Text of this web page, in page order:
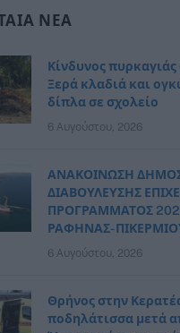
ΝΈΑ
Κίνδυνος
Ξερά κλαδιά και
δίπλα σε σχολείο
6 Αυγούστου, 2026
ΑΝΑΚΟΙΝΩΣΗ
ΔΙΑΒΟΥΛΕΥΣΗΣ
ΠΡΟΓΡΑΜΜΑΤΟΣ
ΡΑΦΗΝΑΣ-
6 Αυγούστου, 2026
Θρήνος στην
ποδηλάτισσα μετά